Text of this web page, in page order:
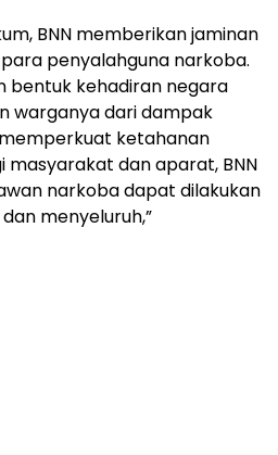
BNN memberikan jaminan
penyalahguna narkoba.
bentuk kehadiran negara
warganya dari dampak
ketahanan
masyarakat dan aparat, BNN
narkoba dapat dilakukan
menyeluruh,”